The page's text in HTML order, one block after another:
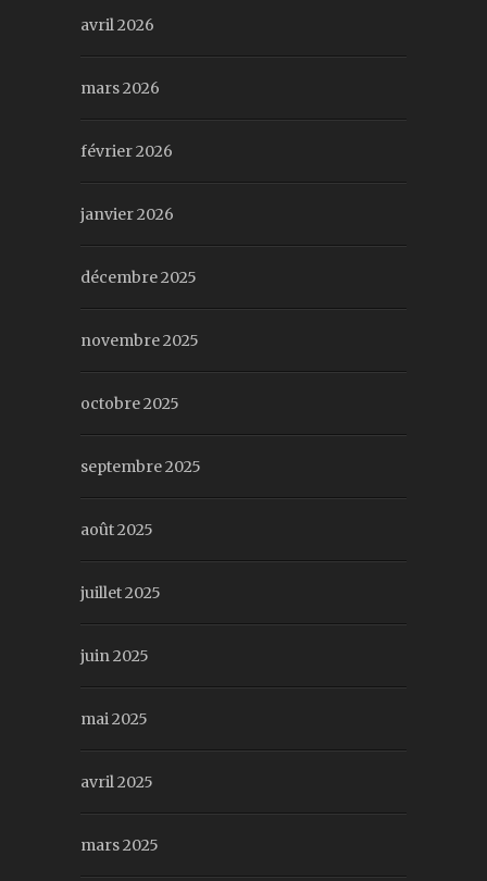
avril 2026
mars 2026
février 2026
janvier 2026
décembre 2025
novembre 2025
octobre 2025
septembre 2025
août 2025
juillet 2025
juin 2025
mai 2025
avril 2025
mars 2025